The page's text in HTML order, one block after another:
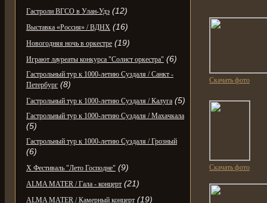
Гастроли ВГСО в Улан-Удэ (12)
Выставка «Россия» / ВДНХ (16)
Новогодняя ночь в оркестре (19)
Играют лауреаты конкурса "Солист оркестра" (6)
Гастрольный тур к 1000-летию Суздаля / Санкт -
Петербург (8)
Гастрольный тур к 1000-летию Суздаля / Калуга (5)
Гастрольный тур к 1000-летию Суздаля / Махачкала
(5)
Гастрольный тур к 1000-летию Суздаля / Грозный
(6)
X Фестиваль "Лето Господне" (9)
ALMA MATER / Гала - концерт (21)
ALMA MATER / Камерный концерт (19)
Скачать фото
Скачать фото